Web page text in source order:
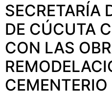
SECRETARÍA
DE CÚCUTA
CON LAS